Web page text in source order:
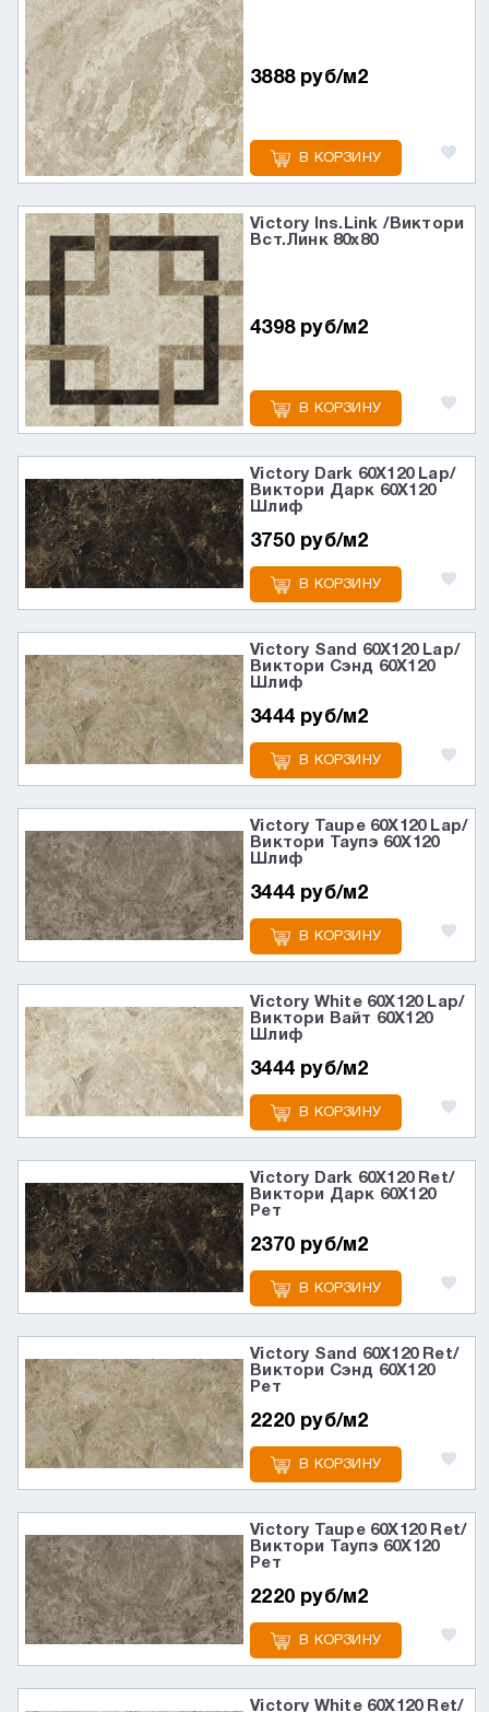
3888 руб/м2
В КОРЗИНУ
Victory Ins.Link /Виктори
Вст.Линк 80x80
4398 руб/м2
В КОРЗИНУ
Victory Dark 60X120 Lap/
Виктори Дарк 60X120
Шлиф
3750 руб/м2
В КОРЗИНУ
Victory Sand 60X120 Lap/
Виктори Сэнд 60X120
Шлиф
3444 руб/м2
В КОРЗИНУ
Victory Taupe 60X120 Lap/
Виктори Таупэ 60X120
Шлиф
3444 руб/м2
В КОРЗИНУ
Victory White 60X120 Lap/
Виктори Вайт 60X120
Шлиф
3444 руб/м2
В КОРЗИНУ
Victory Dark 60X120 Ret/
Виктори Дарк 60X120
Рет
2370 руб/м2
В КОРЗИНУ
Victory Sand 60X120 Ret/
Виктори Сэнд 60X120
Рет
2220 руб/м2
В КОРЗИНУ
Victory Taupe 60X120 Ret/
Виктори Таупэ 60X120
Рет
2220 руб/м2
В КОРЗИНУ
Victory White 60X120 Ret/